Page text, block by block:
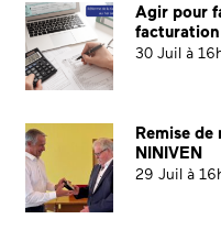
Agir pour
30 Juil à
Remise
NINIVEN
29 Juil à